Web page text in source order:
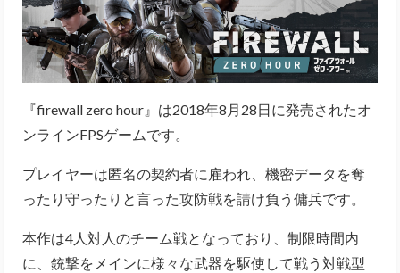
『firewall zero hour』は2018年8月28日に発売されたオ
ンラインFPSゲームです。
プレイヤーは匿名の契約者に雇われ、機密データを奪
ったり守ったりと言った攻防戦を請け負う傭兵です。
本作は4人対人のチーム戦となっており、制限時間内
に、銃撃をメインに様々な武器を駆使して戦う対戦型